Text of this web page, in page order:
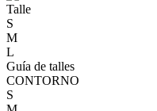
Talle
S
M
L
Guía de talles
CONTORNO
S